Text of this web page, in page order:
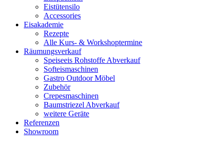
Eistütensilo
Accessories
Eisakademie
Rezepte
Alle Kurs- & Workshoptermine
Räumungsverkauf
Speiseeis Rohstoffe Abverkauf
Softeismaschinen
Gastro Outdoor Möbel
Zubehör
Crepesmaschinen
Baumstriezel Abverkauf
weitere Geräte
Referenzen
Showroom